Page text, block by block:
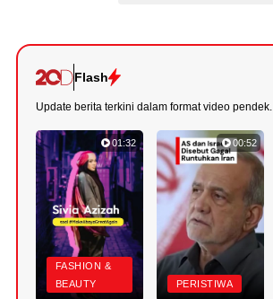
Flash
Update berita terkini dalam format video pendek.
01:32
FASHION &
BEAUTY
00:52
PERISTIWA